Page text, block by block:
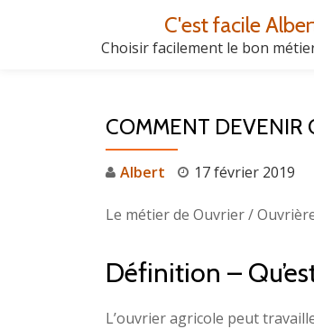
C'est facile
Choisir facilement le bon
COMMENT DEVENIR
Albert 17 février 2019
Le métier de Ouvrier /
Définition –
L’ouvrier agricole peut